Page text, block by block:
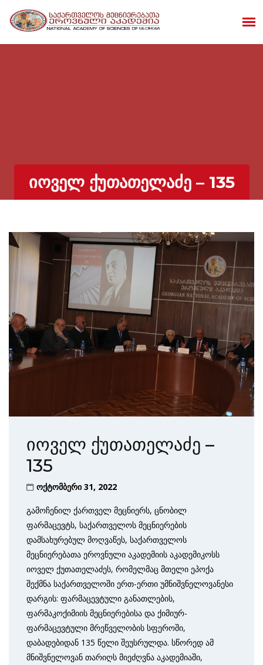
ᲘᲝᲕᲔᲚ ᲥᲣᲗᲐᲗᲔᲚᲐᲫᲔ – 135
იოველ ქუთათელაძე –
135
ოქტომბერი 31, 2022
გამოჩენილ ქართველ მეცნიერს, ცნობილ
ფარმაცევტს, საქართველოს მეცნიერების
დამსახურებულ მოღვაწეს, საქართველოს
მეცნიერებათა ეროვნული აკადემიის აკადემიკოსს
იოველ ქუთათელაძეს, რომელმაც მთელი ეპოქა
შექმნა საქართველოში ერთ-ერთი უმნიშვნელოვანესი
დარგის: ფარმაცევტული განათლების,
ფარმაკოქიმიის მეცნიერებისა და ქიმიურ-
ფარმაცევტული მრეწველობის სფეროში,
დაბადებიდან 135 წელი შეუსრულდა. სწორედ ამ
მნიშვნელოვან თარიღს მიეძღვნა აკადემიაში,